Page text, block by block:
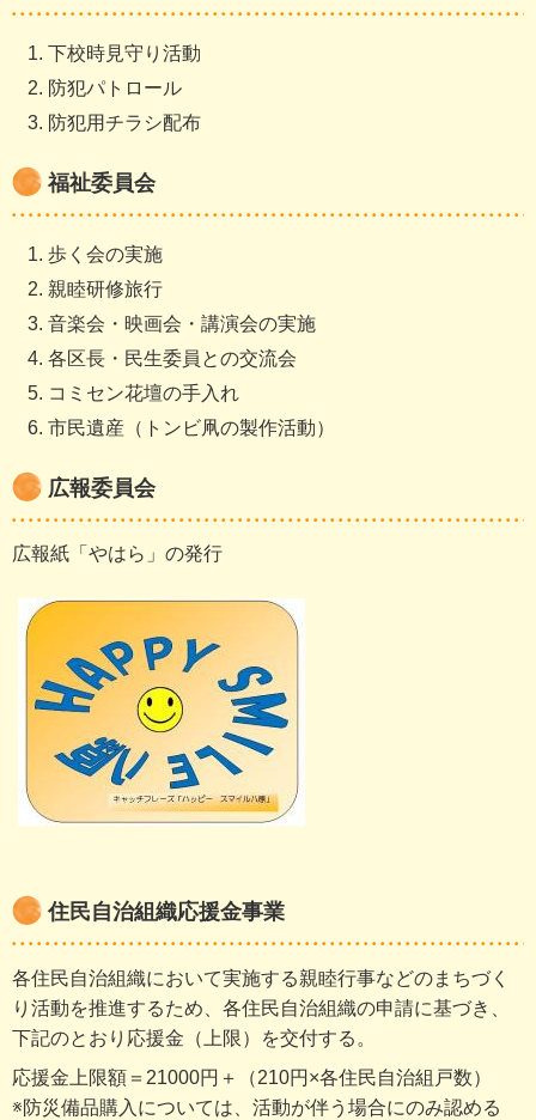
下校時見守り活動
防犯パトロール
防犯用チラシ配布
福祉委員会
歩く会の実施
親睦研修旅行
音楽会・映画会・講演会の実施
各区長・民生委員との交流会
コミセン花壇の手入れ
市民遺産（トンビ凧の製作活動）
広報委員会
広報紙「やはら」の発行
住民自治組織応援金事業
各住民自治組織において実施する親睦行事などのまちづく
り活動を推進するため、各住民自治組織の申請に基づき、
下記のとおり応援金（上限）を交付する。
応援金上限額＝21000円＋（210円×各住民自治組戸数）
※防災備品購入については、活動が伴う場合にのみ認める